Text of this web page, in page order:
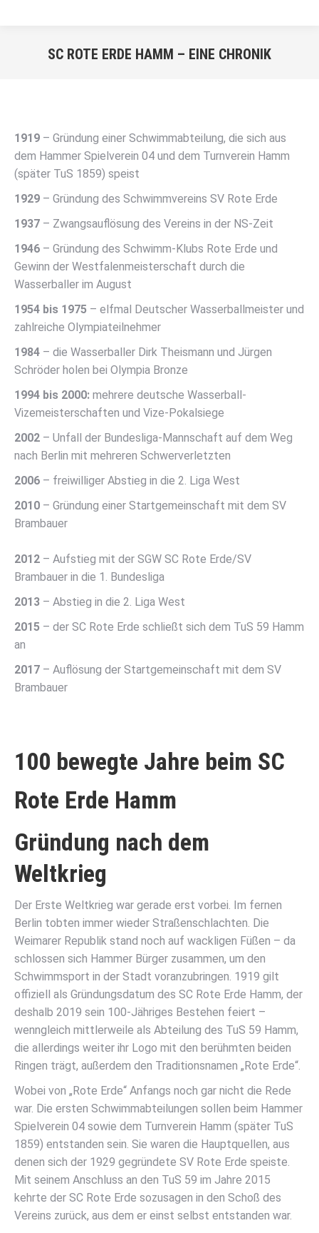
SC ROTE ERDE HAMM – EINE CHRONIK
1919 – Gründung einer Schwimmabteilung, die sich aus
dem Hammer Spielverein 04 und dem Turnverein Hamm
(später TuS 1859) speist
1929 – Gründung des Schwimmvereins SV Rote Erde
1937 – Zwangsauflösung des Vereins in der NS-Zeit
1946 – Gründung des Schwimm-Klubs Rote Erde und
Gewinn der Westfalenmeisterschaft durch die
Wasserballer im August
1954 bis 1975 – elfmal Deutscher Wasserballmeister und
zahlreiche Olympiateilnehmer
1984 – die Wasserballer Dirk Theismann und Jürgen
Schröder holen bei Olympia Bronze
1994 bis 2000: mehrere deutsche Wasserball-
Vizemeisterschaften und Vize-Pokalsiege
2002 – Unfall der Bundesliga-Mannschaft auf dem Weg
nach Berlin mit mehreren Schwerverletzten
2006 – freiwilliger Abstieg in die 2. Liga West
2010 – Gründung einer Startgemeinschaft mit dem SV
Brambauer
2012 – Aufstieg mit der SGW SC Rote Erde/SV
Brambauer in die 1. Bundesliga
2013 – Abstieg in die 2. Liga West
2015 – der SC Rote Erde schließt sich dem TuS 59 Hamm
an
2017 – Auflösung der Startgemeinschaft mit dem SV
Brambauer
100 bewegte Jahre beim SC
Rote Erde Hamm
Gründung nach dem
Weltkrieg
Der Erste Weltkrieg war gerade erst vorbei. Im fernen
Berlin tobten immer wieder Straßenschlachten. Die
Weimarer Republik stand noch auf wackligen Füßen – da
schlossen sich Hammer Bürger zusammen, um den
Schwimmsport in der Stadt voranzubringen. 1919 gilt
offiziell als Gründungsdatum des SC Rote Erde Hamm, der
deshalb 2019 sein 100-Jähriges Bestehen feiert –
wenngleich mittlerweile als Abteilung des TuS 59 Hamm,
die allerdings weiter ihr Logo mit den berühmten beiden
Ringen trägt, außerdem den Traditionsnamen „Rote Erde“.
Wobei von „Rote Erde“ Anfangs noch gar nicht die Rede
war. Die ersten Schwimmabteilungen sollen beim Hammer
Spielverein 04 sowie dem Turnverein Hamm (später TuS
1859) entstanden sein. Sie waren die Hauptquellen, aus
denen sich der 1929 gegründete SV Rote Erde speiste.
Mit seinem Anschluss an den TuS 59 im Jahre 2015
kehrte der SC Rote Erde sozusagen in den Schoß des
Vereins zurück, aus dem er einst selbst entstanden war.